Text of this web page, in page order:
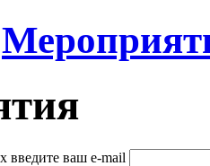
введите ваш e-mail